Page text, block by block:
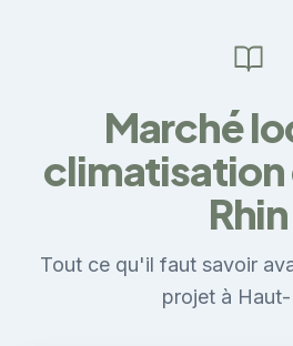
Marché
climatisation
Rhin
Tout ce qu'il faut savoir
projet à Haut-